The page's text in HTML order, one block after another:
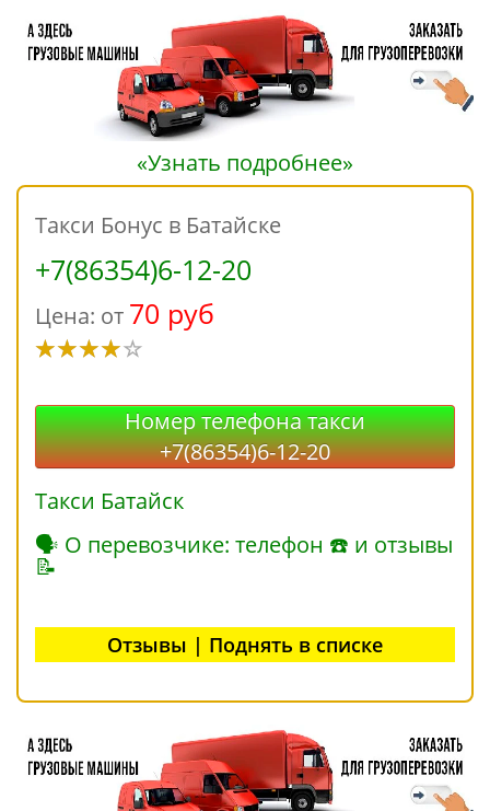
«Узнать подробнее»
Такси Бонус в Батайске
+7(86354)6-12-20
Цена: от 70 руб
Номер телефона такси
+7(86354)6-12-20
Такси Батайск
🗣 О перевозчике: телефон ☎ и отзывы
📝
Отзывы | Поднять в списке